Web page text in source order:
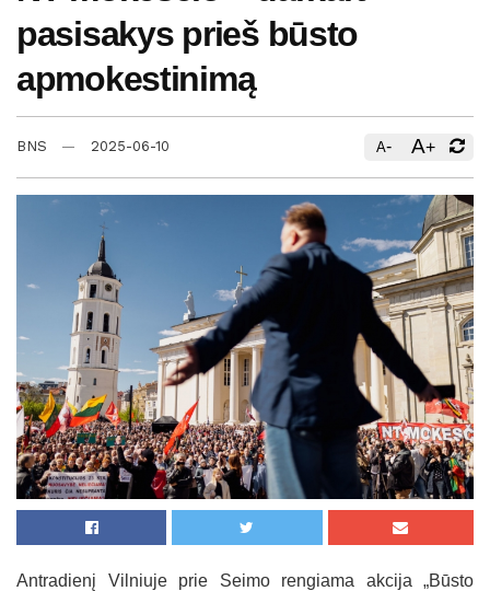
pasisakys prieš būsto
apmokestinimą
BNS 2025-06-10 A- A+
Antradienį Vilniuje prie Seimo rengiama akcija „Būsto